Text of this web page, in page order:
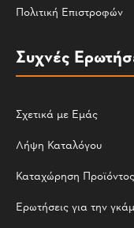
Πολιτική Επιστροφών
Συχνές
Σχετικά με Εμάς
Λήψη Καταλόγου
Καταχώρηση Προϊόντος
Ερωτήσεις για την